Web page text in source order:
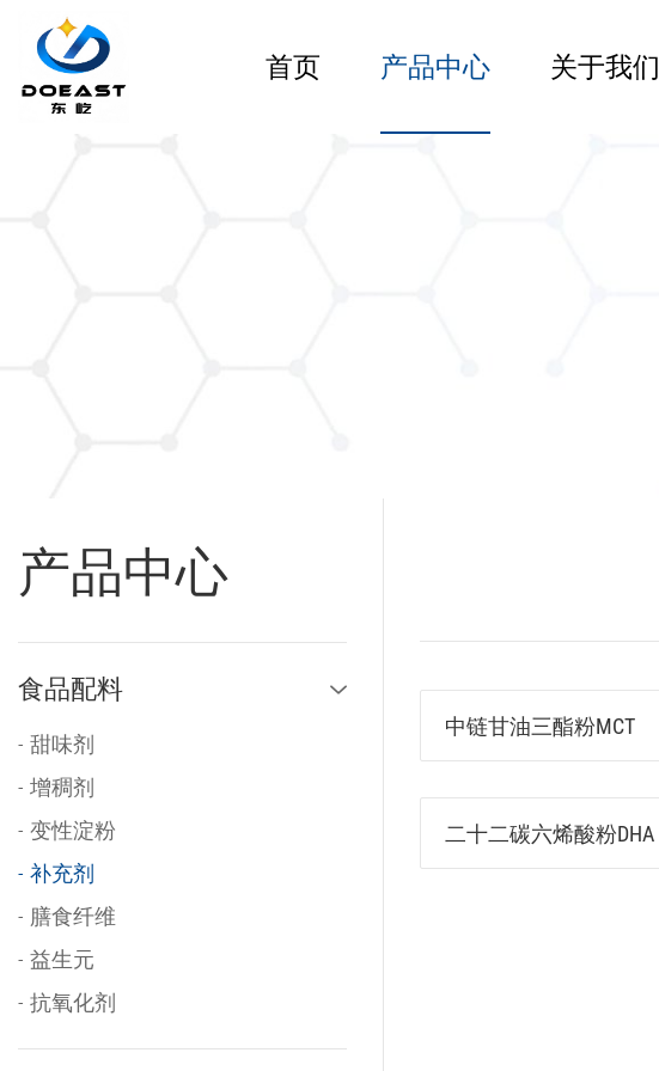
首页 产品中心 关于我们
产品中心
食品配料
甜味剂
增稠剂
变性淀粉
补充剂
膳食纤维
益生元
抗氧化剂
中链甘油三酯粉MCT
二十二碳六烯酸粉DHA